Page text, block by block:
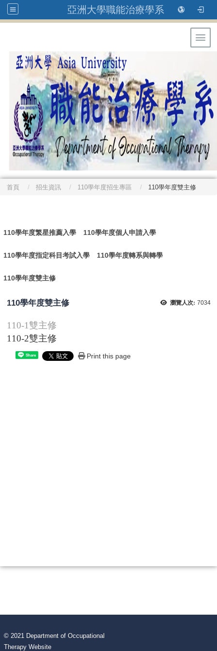
亞洲大學職能治療學系
首頁 招生資訊 110學年度招生專區 110學年度雙主修
110學年度繁星推薦入學 110學年度個人申請入學
110學年度指定科目考試入學 110學年度轉系與轉學
110學年度雙主修
瀏覽人次: 7034
110學年度雙主修
110-1雙主修
110-2雙主修
Share Print this page
© 2021 Department of Occupational
Therapy Website